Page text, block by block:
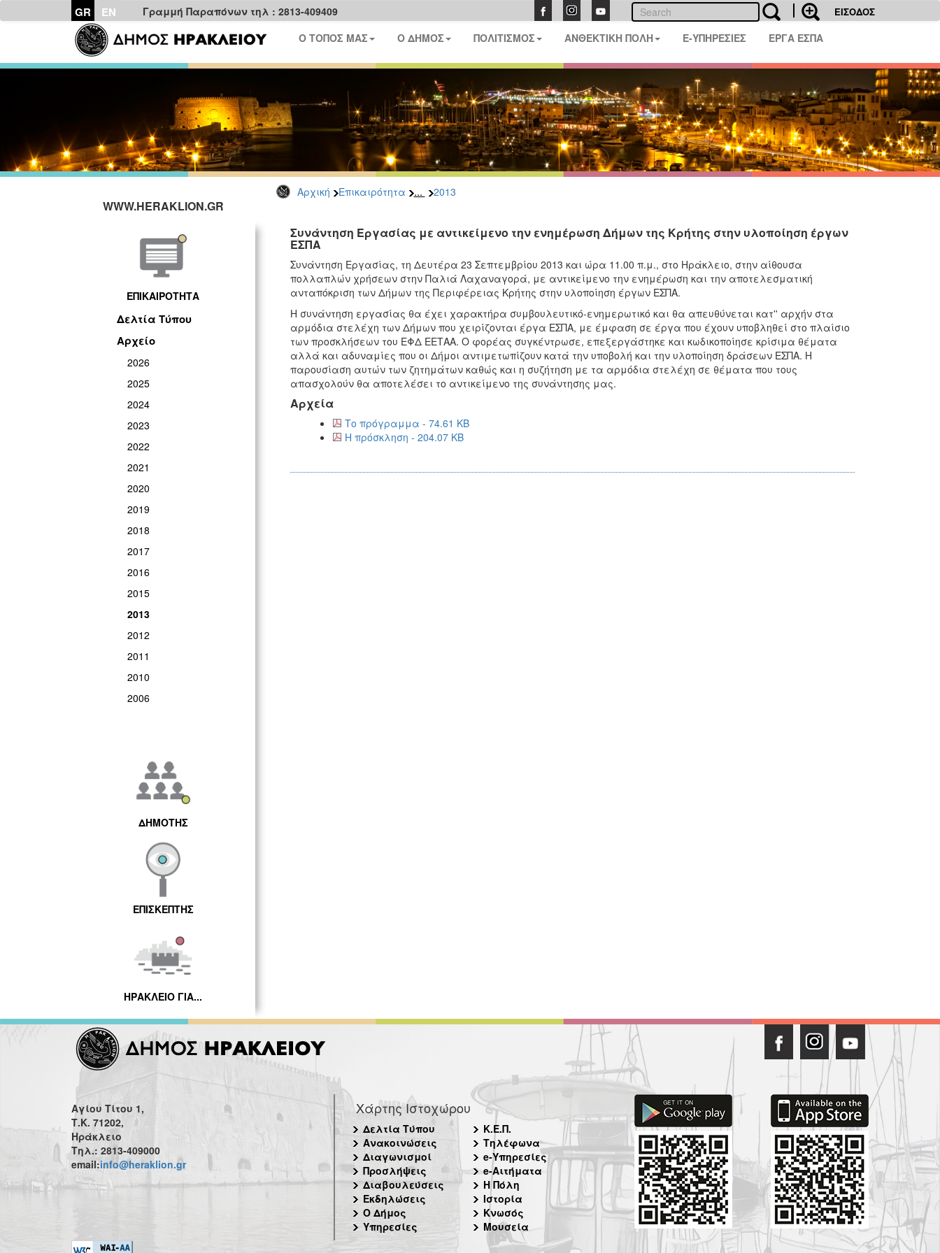
GR EN Γραμμή Παραπόνων τηλ : 2813-409409 ΕΙΣΟΔΟΣ
Ο ΤΟΠΟΣ ΜΑΣ Ο ΔΗΜΟΣ ΠΟΛΙΤΙΣΜΟΣ ΑΝΘΕΚΤΙΚΗ ΠΟΛΗ E-ΥΠΗΡΕΣΙΕΣ ΕΡΓΑ ΕΣΠΑ
Αρχική Επικαιρότητα ... 2013
WWW.HERAKLION.GR
ΕΠΙΚΑΙΡΟΤΗΤΑ
Δελτία Τύπου
Αρχείο
2026
2025
2024
2023
2022
2021
2020
2019
2018
2017
2016
2015
2013
2012
2011
2010
2006
ΔΗΜΟΤΗΣ
ΕΠΙΣΚΕΠΤΗΣ
ΗΡΑΚΛΕΙΟ ΓΙΑ...
Συνάντηση Εργασίας με αντικείμενο την ενημέρωση Δήμων της Κρήτης στην υλοποίηση έργων
ΕΣΠΑ
Συνάντηση Εργασίας, τη Δευτέρα 23 Σεπτεμβρίου 2013 και ώρα 11.00 π.μ., στο Ηράκλειο, στην αίθουσα
πολλαπλών χρήσεων στην Παλιά Λαχαναγορά, με αντικείμενο την ενημέρωση και την αποτελεσματική
ανταπόκριση των Δήμων της Περιφέρειας Κρήτης στην υλοποίηση έργων ΕΣΠΑ.
Η συνάντηση εργασίας θα έχει χαρακτήρα συμβουλευτικό-ενημερωτικό και θα απευθύνεται κατ'' αρχήν στα
αρμόδια στελέχη των Δήμων που χειρίζονται έργα ΕΣΠΑ, με έμφαση σε έργα που έχουν υποβληθεί στο πλαίσιο
των προσκλήσεων του ΕΦΔ ΕΕΤΑΑ. Ο φορέας συγκέντρωσε, επεξεργάστηκε και κωδικοποίησε κρίσιμα θέματα
αλλά και αδυναμίες που οι Δήμοι αντιμετωπίζουν κατά την υποβολή και την υλοποίηση δράσεων ΕΣΠΑ. Η
παρουσίαση αυτών των ζητημάτων καθώς και η συζήτηση με τα αρμόδια στελέχη σε θέματα που τους
απασχολούν θα αποτελέσει το αντικείμενο της συνάντησης μας.
Αρχεία
Το πρόγραμμα - 74.61 KB
Η πρόσκληση - 204.07 KB
Αγίου Τίτου 1,
Τ.Κ. 71202,
Ηράκλειο
Τηλ.: 2813-409000
email:info@heraklion.gr
Χάρτης Ιστοχώρου
Δελτία Τύπου
Ανακοινώσεις
Διαγωνισμοί
Προσλήψεις
Διαβουλεύσεις
Εκδηλώσεις
Ο Δήμος
Υπηρεσίες
Κ.Ε.Π.
Τηλέφωνα
e-Υπηρεσίες
e-Αιτήματα
Η Πόλη
Ιστορία
Κνωσός
Μουσεία